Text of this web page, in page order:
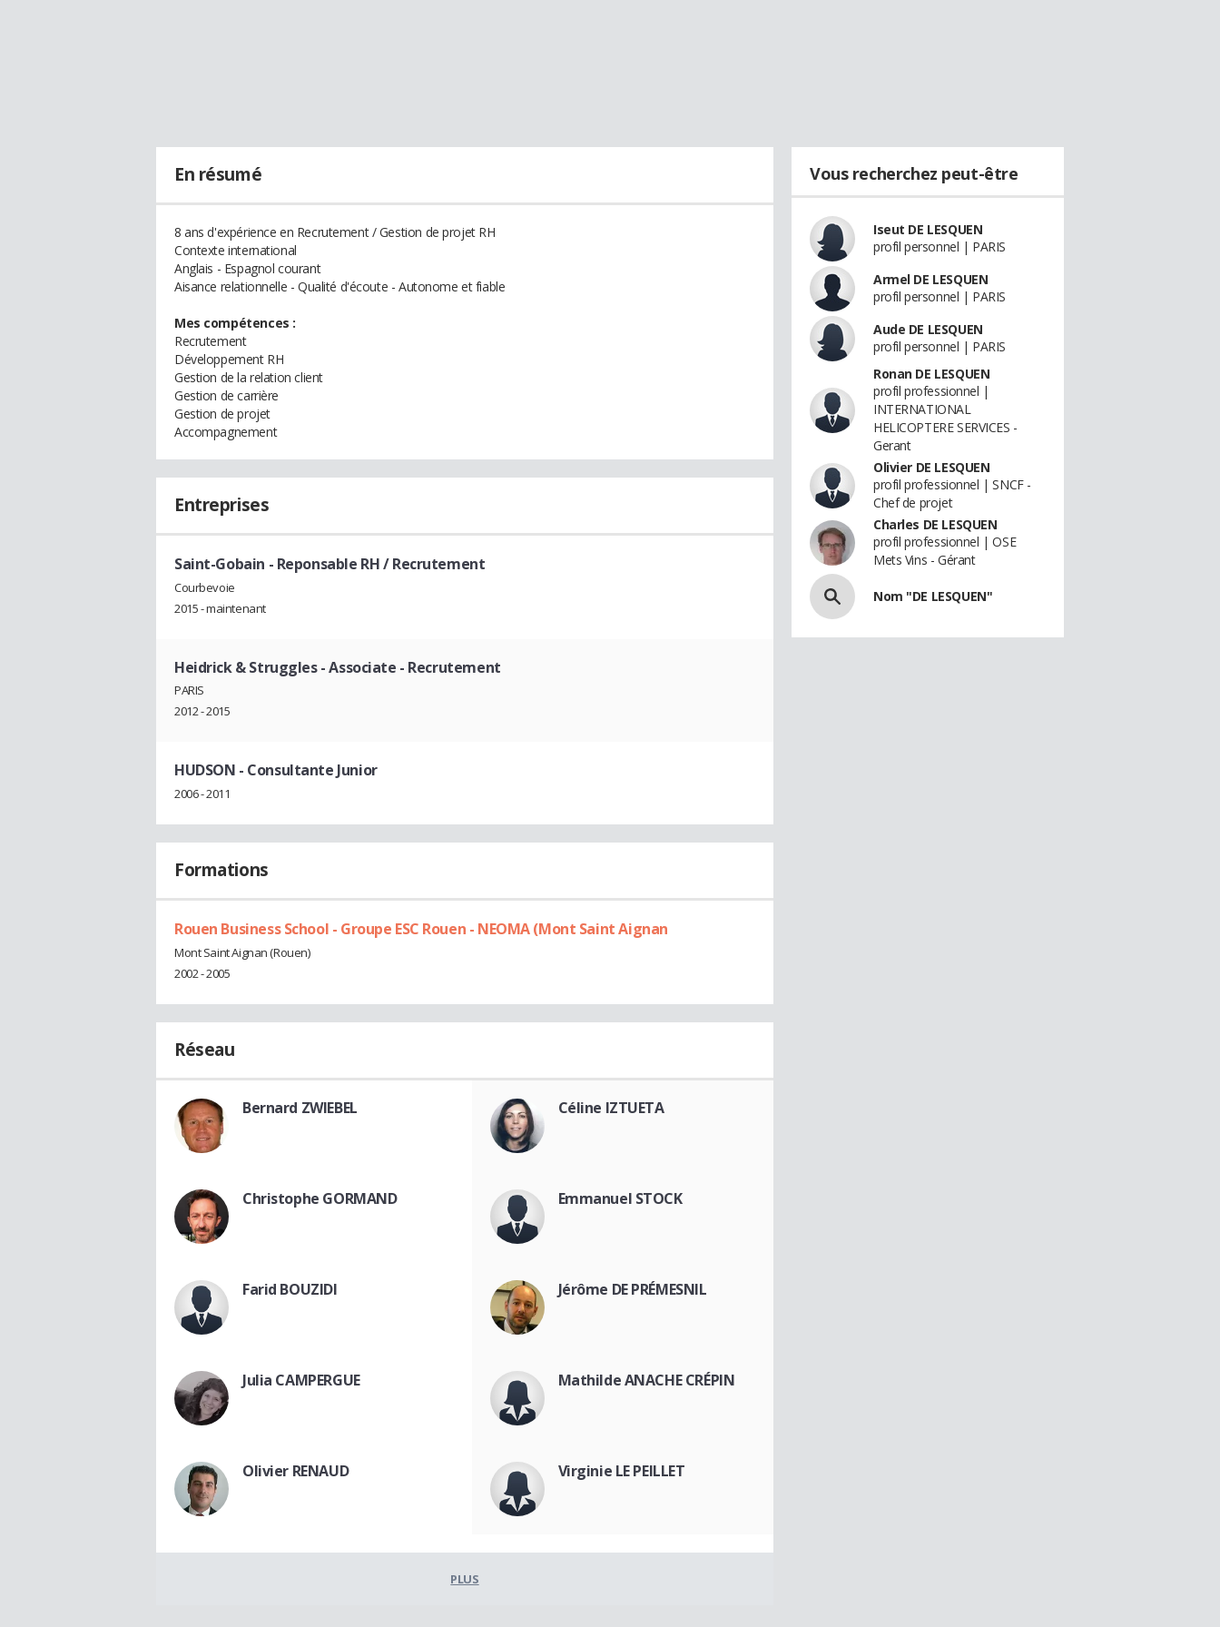
En résumé
8 ans d'expérience en Recrutement / Gestion de projet RH
Contexte international
Anglais - Espagnol courant
Aisance relationnelle - Qualité d'écoute - Autonome et fiable
Mes compétences :
Recrutement
Développement RH
Gestion de la relation client
Gestion de carrière
Gestion de projet
Accompagnement
Entreprises
Saint-Gobain - Reponsable RH / Recrutement
Courbevoie
2015 - maintenant
Heidrick & Struggles- Associate - Recrutement
PARIS
2012 - 2015
HUDSON - Consultante Junior
2006 - 2011
Formations
Rouen Business School - Groupe ESC Rouen - NEOMA (Mont Saint Aignan
Mont Saint Aignan (Rouen)
2002 - 2005
Réseau
Bernard ZWIEBEL Céline IZTUETA
Christophe GORMAND Emmanuel STOCK
Farid BOUZIDI Jérôme DE PRÉMESNIL
Julia CAMPERGUE Mathilde ANACHE CRÉPIN
Olivier RENAUD Virginie LE PEILLET
PLUS
Vous recherchez peut-être
Iseut DE LESQUEN
profil personnel | PARIS
Armel DE LESQUEN
profil personnel | PARIS
Aude DE LESQUEN
profil personnel | PARIS
Ronan DE LESQUEN
profil professionnel |
INTERNATIONAL
HELICOPTERE SERVICES -
Gerant
Olivier DE LESQUEN
profil professionnel | SNCF -
Chef de projet
Charles DE LESQUEN
profil professionnel | OSE
Mets Vins - Gérant
Nom "DE LESQUEN"